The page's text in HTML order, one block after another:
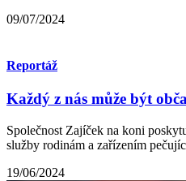
09/07/2024
Reportáž
Každý z nás může být
Společnost Zajíček na koni
služby rodinám a zařízením
19/06/2024